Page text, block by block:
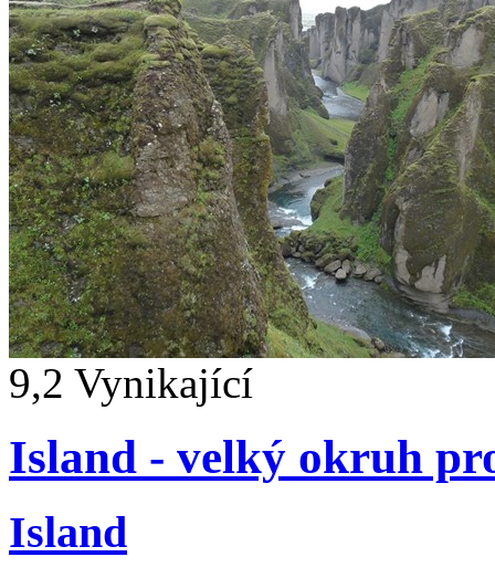
9,2 Vynikající
Island - velký okruh
Island